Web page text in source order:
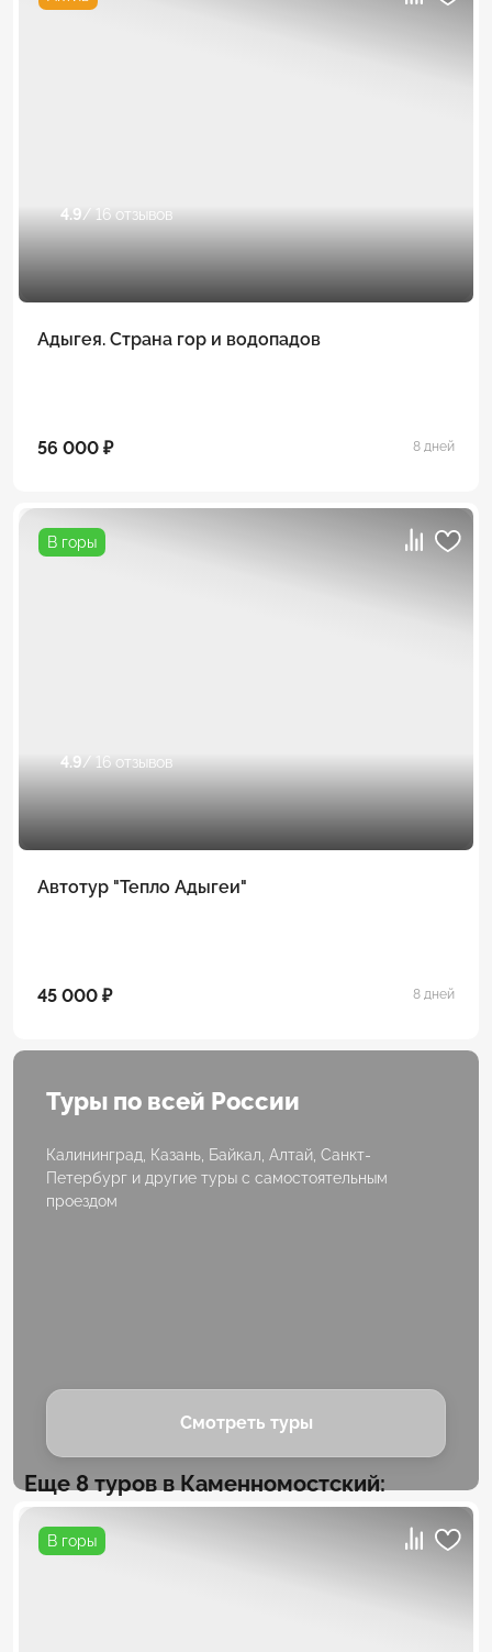
4.9/ 16 отзывов
Адыгея. Страна гор и водопадов
56 000 ₽ 8 дней
В горы
4.9/ 16 отзывов
Автотур "Тепло Адыгеи"
45 000 ₽ 8 дней
Туры по всей России
Калининград, Казань, Байкал, Алтай, Санкт-
Петербург и другие туры с самостоятельным
проездом
Смотреть туры
Еще 8 туров в Каменномостский:
В горы